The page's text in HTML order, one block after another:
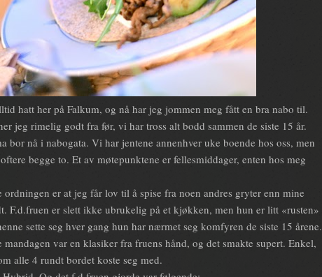
hatt her på Falkum, og nå har jeg jommen meg fått en bra nabo til.
jeg rimelig godt fra før, vi har tross alt bodd sammen de siste 15 år.
bor nå i nabogata. Vi har jentene annenhver uke boende hos oss, men
begge to. Et av møtepunktene er fellesmiddager, enten hos meg
ordningen er at jeg får lov til å spise fra noen andres gryter enn mine
F.d.fruen er slett ikke ubrukelig på et kjøkken, men hun er litt «rusten»
sette seg hver gang hun har nærmet seg komfyren de siste 15 årene.
var en klasiker fra fruens hånd, og det smakte supert. Enkel,
alle 4 rundt bordet koste seg med.